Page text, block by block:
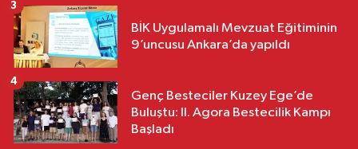
BİK Uygulamalı Mevzuat Eğitiminin
9’uncusu Ankara’da yapıldı
3
Genç Besteciler Kuzey Ege’de
Buluştu: II. Agora Bestecilik Kampı
Başladı
4